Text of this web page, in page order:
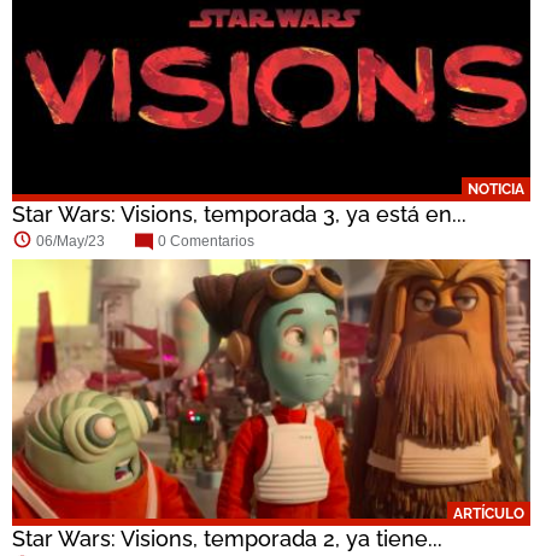
NOTICIA
Star Wars: Visions, temporada 3, ya está en...
06/May/23 0 Comentarios
ARTÍCULO
Star Wars: Visions, temporada 2, ya tiene...